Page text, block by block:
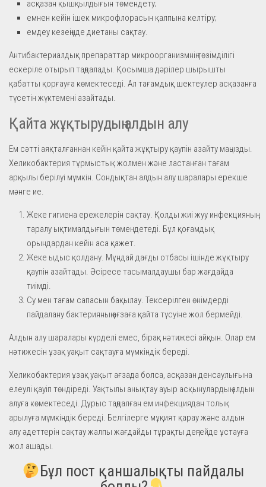
асқазан қышқылдығын төмендету;
емнен кейін ішек микрофлорасын қалпына келтіру;
емдеу кезеңінде диетаны сақтау.
Антибактериалдық препараттар микроорганизмнің төзімділігі
ескеріле отырып таңдалады. Қосымша дәрілер шырышты
қабатты қорғауға көмектеседі. Ал тағамдық шектеулер асқазанға
түсетін жүктемені азайтады.
Қайта жұқтырудың алдын алу
Ем сәтті аяқталғаннан кейін қайта жұқтыру қаупін азайту маңызды.
Хеликобактерия тұрмыстық жолмен және ластанған тағам
арқылы берілуі мүмкін. Сондықтан алдын алу шаралары ерекше
мәнге ие.
Жеке гигиена ережелерін сақтау. Қолды жиі жуу инфекцияның
таралу ықтималдығын төмендетеді. Бұл қоғамдық
орындардан кейін аса қажет.
Жеке ыдыс қолдану. Мұндай дағды отбасы ішінде жұқтыру
қаупін азайтады. Әсіресе тасымалдаушы бар жағдайда
тиімді.
Су мен тағам сапасын бақылау. Тексерілген өнімдерді
пайдалану бактерияның ағзаға қайта түсуіне жол бермейді.
Алдын алу шаралары күрделі емес, бірақ нәтижесі айқын. Олар ем
нәтижесін ұзақ уақыт сақтауға мүмкіндік береді.
Хеликобактерия ұзақ уақыт ағзада болса, асқазан денсаулығына
елеулі қауіп төндіреді. Уақтылы анықтау ауыр асқынулардың алдын
алуға көмектеседі. Дұрыс таңдалған ем инфекциядан толық
арылуға мүмкіндік береді. Белгілерге мұқият қарау және алдын
алу әдеттерін сақтау жалпы жағдайды тұрақты деңгейде ұстауға
жол ашады.
Бұл пост қаншалықты пайдалы